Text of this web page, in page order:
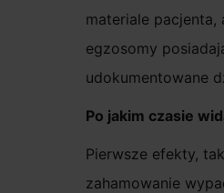
materiale pacjenta,
egzosomy
udokumentowane
Po jakim czasie
Pierwsze efekty,
zahamowanie